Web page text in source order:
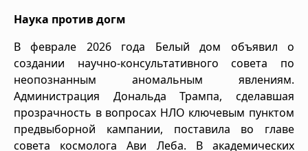
Наука против догм
В феврале 2026 года Белый дом объявил о
создании научно-консультативного совета по
неопознанным аномальным явлениям.
Администрация Дональда Трампа, сделавшая
прозрачность в вопросах НЛО ключевым пунктом
предвыборной кампании, поставила во главе
совета космолога Ави Леба. В академических